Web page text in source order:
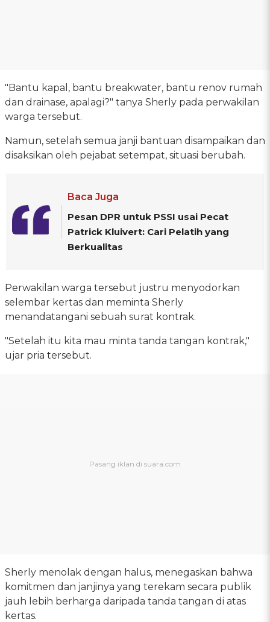
"Bantu kapal, bantu breakwater, bantu renov rumah
dan drainase, apalagi?" tanya Sherly pada perwakilan
warga tersebut.
Namun, setelah semua janji bantuan disampaikan dan
disaksikan oleh pejabat setempat, situasi berubah.
Baca Juga
Pesan DPR untuk PSSI usai Pecat
Patrick Kluivert: Cari Pelatih yang
Berkualitas
Perwakilan warga tersebut justru menyodorkan
selembar kertas dan meminta Sherly
menandatangani sebuah surat kontrak.
"Setelah itu kita mau minta tanda tangan kontrak,"
ujar pria tersebut.
Sherly menolak dengan halus, menegaskan bahwa
komitmen dan janjinya yang terekam secara publik
jauh lebih berharga daripada tanda tangan di atas
kertas.